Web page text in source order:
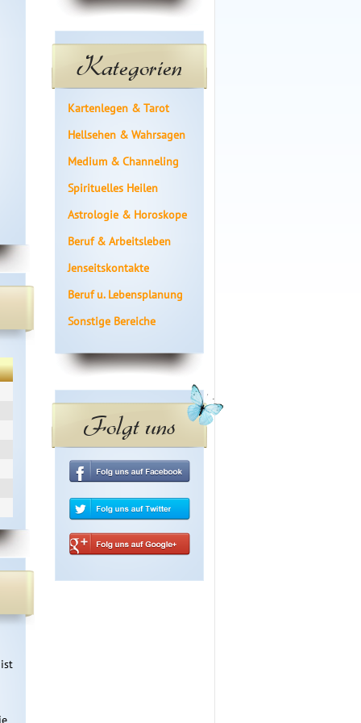
Kategorien
Kartenlegen & Tarot
Hellsehen & Wahrsagen
Medium & Channeling
Spirituelles Heilen
Astrologie & Horoskope
Beruf & Arbeitsleben
Jenseitskontakte
Beruf u. Lebensplanung
Sonstige Bereiche
Folgt uns